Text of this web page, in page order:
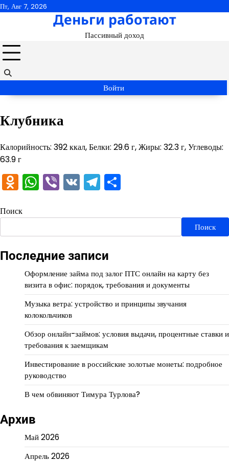
Перейти
Пт, Авг 7, 2026
Деньги работают
Пассивный доход
Войти
Клубника
Калорийность: 392 ккал, Белки: 29.6 г, Жиры: 32.3 г, Углеводы:
63.9 г
Odnoklassniki
WhatsApp
Viber
VKTelegram
Поиск
Поиск
Последние записи
Оформление займа под залог ПТС онлайн на карту без
визита в офис: порядок, требования и документы
Музыка ветра: устройство и принципы звучания
колокольчиков
Обзор онлайн-займов: условия выдачи, процентные ставки и
требования к заемщикам
Инвестирование в российские золотые монеты: подробное
руководство
В чем обвиняют Тимура Турлова?
Архив
Май 2026
Апрель 2026